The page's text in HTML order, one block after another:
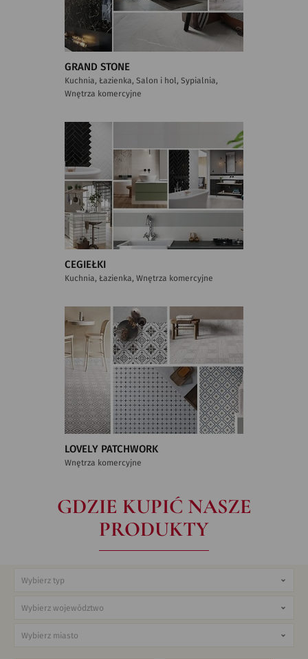
GRAND STONE
Kuchnia, Łazienka, Salon i hol, Sypialnia,
Wnętrza komercyjne
CEGIEŁKI
Kuchnia, Łazienka, Wnętrza komercyjne
LOVELY PATCHWORK
Wnętrza komercyjne
GDZIE KUPIĆ NASZE
PRODUKTY